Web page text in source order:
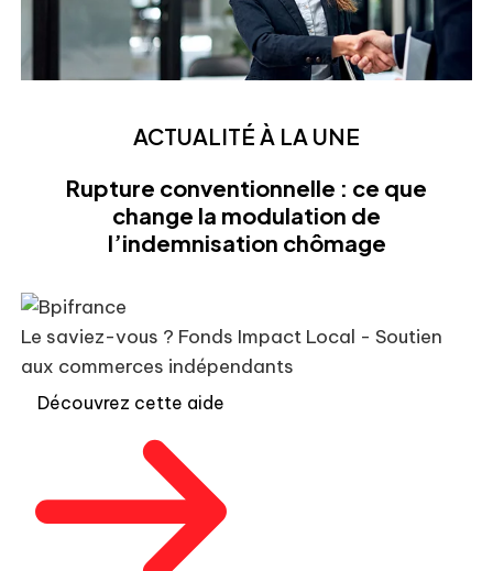
ACTUALITÉ À LA UNE
Rupture conventionnelle : ce que
change la modulation de
l’indemnisation chômage
Le saviez-vous ? Fonds Impact Local - Soutien
aux commerces indépendants
Découvrez cette aide